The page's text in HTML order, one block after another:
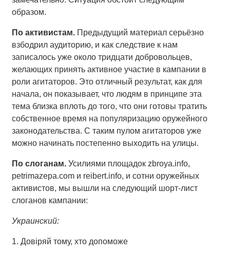
образом.
По активистам. Предыдущий материал серьёзно
взбодрил аудиторию, и как следствие к нам
записалось уже около тридцати добровольцев,
желающих принять активное участие в кампании в
роли агитаторов. Это отличный результат, как для
начала, он показывает, что людям в принципе эта
тема близка вплоть до того, что они готовы тратить
собственное время на популяризацию оружейного
законодательства. С таким пулом агитаторов уже
можно начинать постепенно выходить на улицы.
По слоганам. Усилиями площадок zbroya.info,
petrimazepa.com и reibert.info, и сотни оружейных
активистов, мы вышли на следующий шорт-лист
слоганов кампании:
Украинский:
1. Довіряй тому, хто допоможе